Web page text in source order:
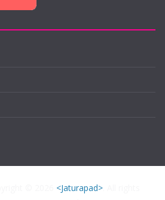
<Jaturapad>